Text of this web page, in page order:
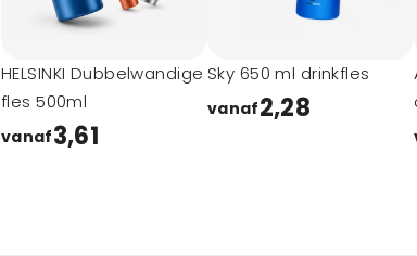
HELSINKI Dubbelwandige
fles 500ml
vanaf3,61
Sky 650 ml drinkfles
vanaf2,28